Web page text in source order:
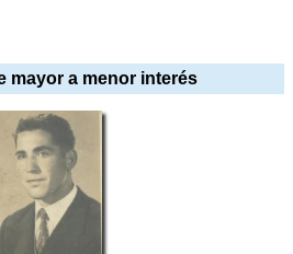
mayor a menor interés